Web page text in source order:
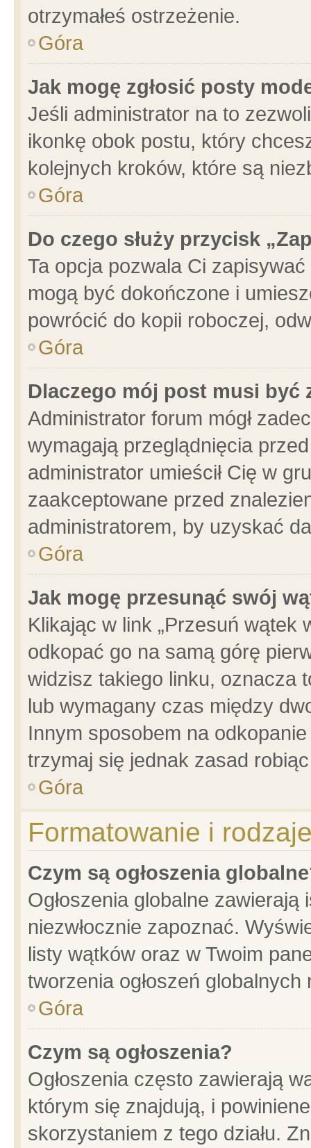
otrzymałeś ostrzeżenie.
Góra
Jak mogę zgłosić posty
Jeśli administrator na to
ikonkę obok postu, który
kolejnych kroków, które są
Góra
Do czego służy przycisk
Ta opcja pozwala Ci
mogą być dokończone i
powrócić do kopii roboczej,
Góra
Dlaczego mój post musi być
Administrator forum mógł
wymagają przeglądnięcia
administrator umieścił Cię w
zaakceptowane przed
administratorem, by uzyskać
Góra
Jak mogę przesunąć swój
Klikając w link „Przesuń wątek
odkopać go na samą górę
widzisz takiego linku, oznacza
lub wymagany czas między
Innym sposobem na
trzymaj się jednak zasad
Góra
Formatowanie i
Czym są ogłoszenia
Ogłoszenia globalne
niezwłocznie zapoznać.
listy wątków oraz w Twoim
tworzenia ogłoszeń
Góra
Czym są ogłoszenia?
Ogłoszenia często zawierają
którym się znajdują, i
skorzystaniem z tego działu.